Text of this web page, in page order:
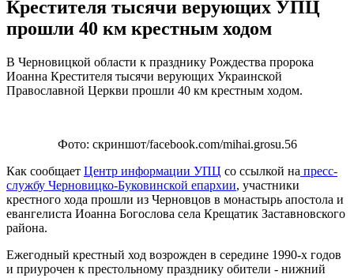
Крестителя тысячи верующих УПЦ
прошли 40 км крестным ходом
В Черновицкой области к празднику Рождества пророка
Иоанна Крестителя тысячи верующих Украинской
Православной Церкви прошли 40 км крестным ходом.
Фото: скриншот/facebook.com/mihai.grosu.56
Как сообщает Центр информации УПЦ со ссылкой на пресс-
службу Черновицко-Буковинской епархии, участники
крестного хода прошли из Черновцов в монастырь апостола и
евангелиста Иоанна Богослова села Крещатик Заставновского
района.
Ежегодный крестный ход возрожден в середине 1990-х годов
и приурочен к престольному празднику обители - нижний